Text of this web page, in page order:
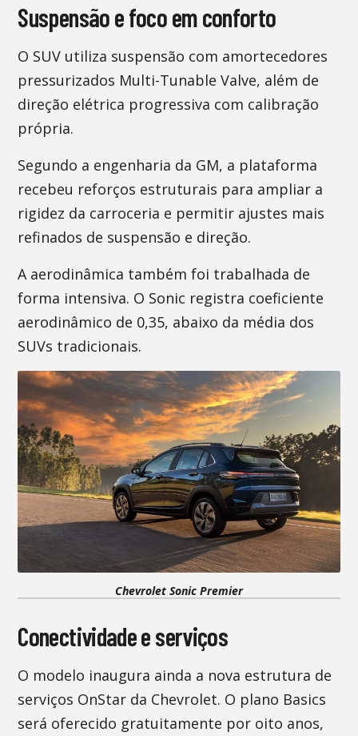
Suspensão e foco em conforto
O SUV utiliza suspensão com amortecedores
pressurizados Multi-Tunable Valve, além de
direção elétrica progressiva com calibração
própria.
Segundo a engenharia da GM, a plataforma
recebeu reforços estruturais para ampliar a
rigidez da carroceria e permitir ajustes mais
refinados de suspensão e direção.
A aerodinâmica também foi trabalhada de
forma intensiva. O Sonic registra coeficiente
aerodinâmico de 0,35, abaixo da média dos
SUVs tradicionais.
Chevrolet Sonic Premier
Conectividade e serviços
O modelo inaugura ainda a nova estrutura de
serviços OnStar da Chevrolet. O plano Basics
será oferecido gratuitamente por oito anos,